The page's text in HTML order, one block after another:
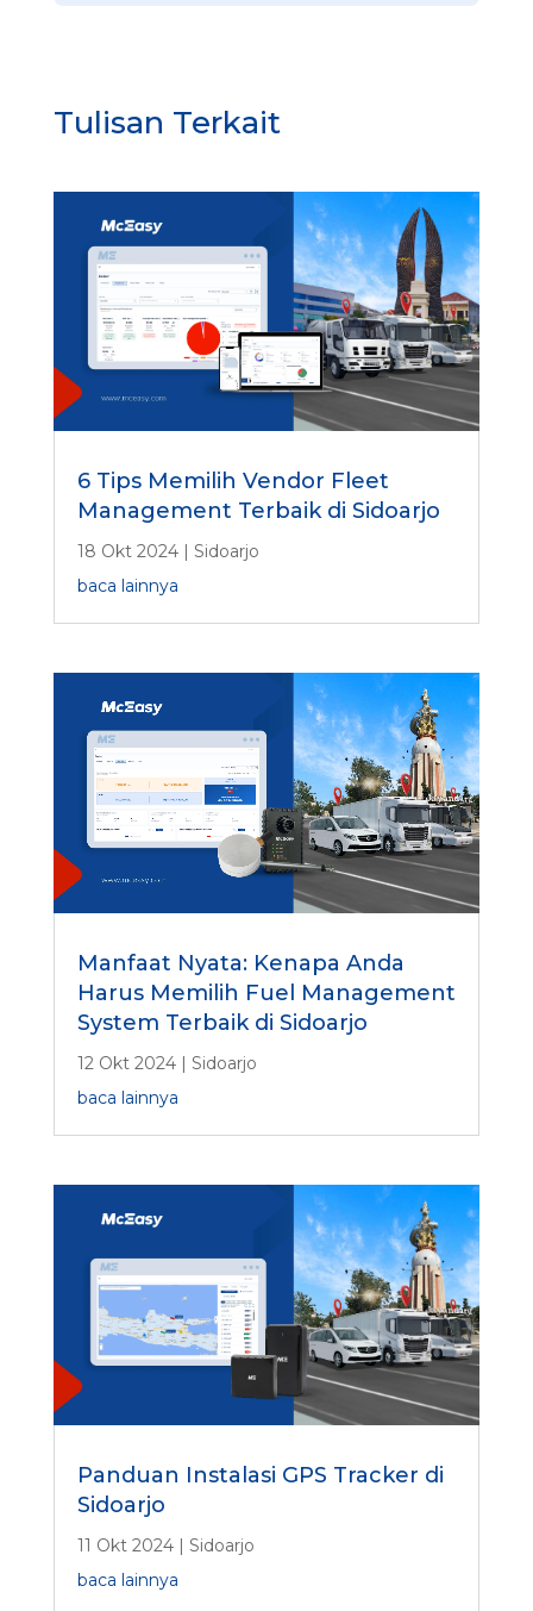
Tulisan Terkait
6 Tips Memilih Vendor Fleet
Management Terbaik di Sidoarjo
18 Okt 2024| Sidoarjo
baca lainnya
Manfaat Nyata: Kenapa Anda
Harus Memilih Fuel Management
System Terbaik di Sidoarjo
12 Okt 2024| Sidoarjo
baca lainnya
Panduan Instalasi GPS Tracker di
Sidoarjo
11 Okt 2024| Sidoarjo
baca lainnya